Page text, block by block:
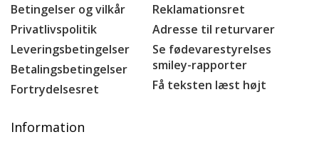
Betingelser og vilkår
Privatlivspolitik
Leveringsbetingelser
Betalingsbetingelser
Fortrydelsesret
Reklamationsret
Adresse til returvarer
Se fødevarestyrelses
smiley-rapporter
Få teksten læst højt
Information